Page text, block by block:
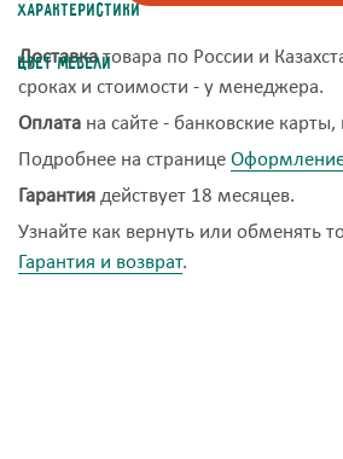
Доставкатовара по России и
сроках и стоимости - у менеджера.
Оплата на сайте - банковские карты,
Подробнее на странице Оформление
Гарантия действует 18 месяцев.
Узнайте как вернуть или обменять
Гарантия и возврат.
Характеристики
Цвет мебели